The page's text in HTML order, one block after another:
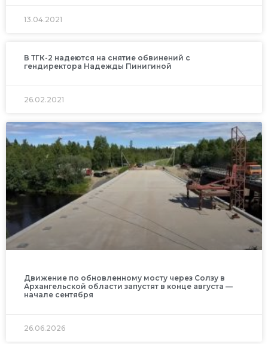
13.04.2021
В ТГК-2 надеются на снятие обвинений с
гендиректора Надежды Пинигиной
26.02.2021
Движение по обновленному мосту через Солзу в
Архангельской области запустят в конце августа —
начале сентября
26.06.2026